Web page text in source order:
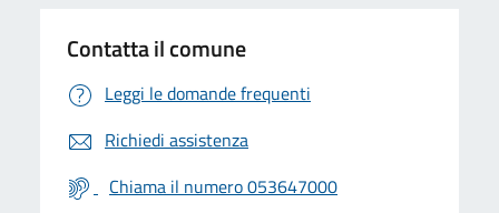
Contatta il comune
Leggi le domande frequenti
Richiedi assistenza
Chiama il numero 053647000